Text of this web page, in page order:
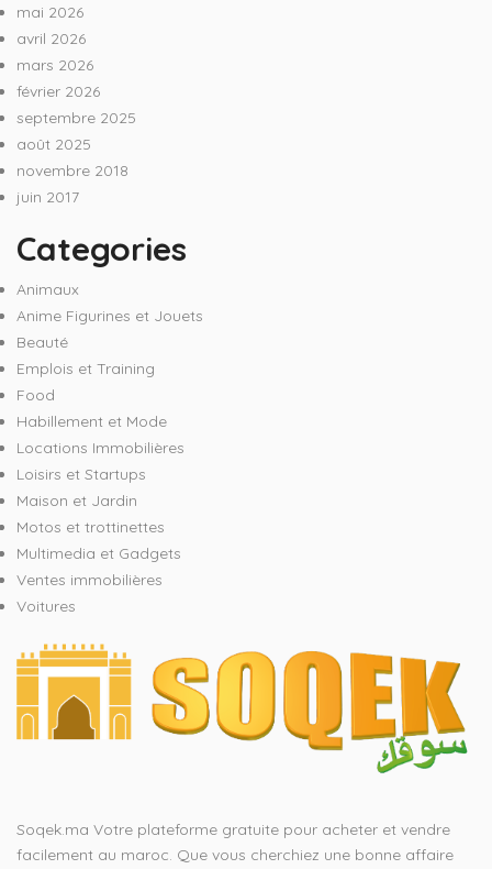
mai 2026
avril 2026
mars 2026
février 2026
septembre 2025
août 2025
novembre 2018
juin 2017
Categories
Animaux
Anime Figurines et Jouets
Beauté
Emplois et Training
Food
Habillement et Mode
Locations Immobilières
Loisirs et Startups
Maison et Jardin
Motos et trottinettes
Multimedia et Gadgets
Ventes immobilières
Voitures
Soqek.ma Votre plateforme gratuite pour acheter et vendre
facilement au maroc. Que vous cherchiez une bonne affaire